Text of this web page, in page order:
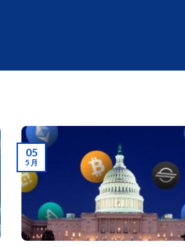
05
5 月